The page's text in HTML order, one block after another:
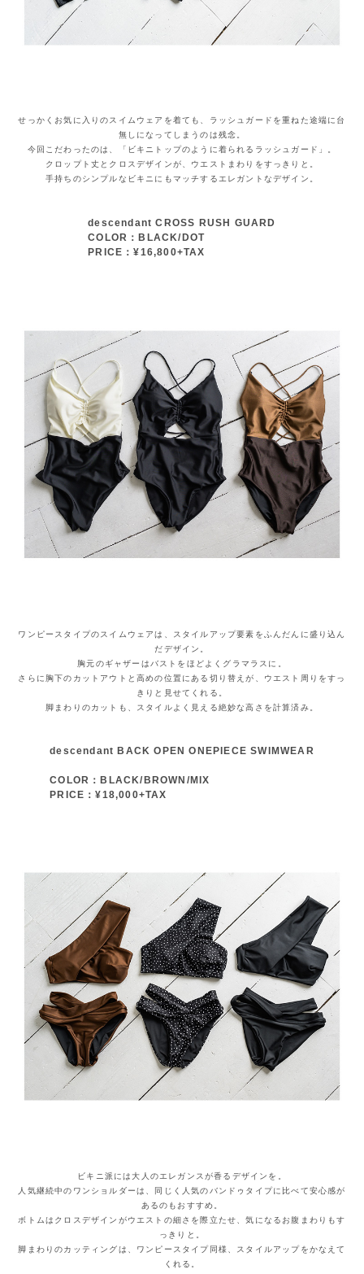
せっかくお気に入りのスイムウェアを着ても、ラッシュガードを重ねた途端に台
無しになってしまうのは残念。
今回こだわったのは、「ビキニトップのように着られるラッシュガード」。
クロップト丈とクロスデザインが、ウエストまわりをすっきりと。
手持ちのシンプルなビキニにもマッチするエレガントなデザイン。
descendant CROSS RUSH GUARD
COLOR：BLACK/DOT
PRICE：¥16,800+TAX
ワンピースタイプのスイムウェアは、スタイルアップ要素をふんだんに盛り込ん
だデザイン。
胸元のギャザーはバストをほどよくグラマラスに。
さらに胸下のカットアウトと高めの位置にある切り替えが、ウエスト周りをすっ
きりと見せてくれる。
脚まわりのカットも、スタイルよく見える絶妙な高さを計算済み。
descendant BACK OPEN ONEPIECE SWIMWEAR
COLOR：BLACK/BROWN/MIX
PRICE：¥18,000+TAX
ビキニ派には大人のエレガンスが香るデザインを。
人気継続中のワンショルダーは、同じく人気のバンドゥタイプに比べて安心感が
あるのもおすすめ。
ボトムはクロスデザインがウエストの細さを際立たせ、気になるお腹まわりもす
っきりと。
脚まわりのカッティングは、ワンピースタイプ同様、スタイルアップをかなえて
くれる。